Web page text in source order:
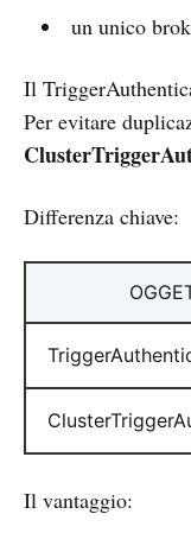
un unico
Il
Per evitare
Differenza chiave:
Il vantaggio: